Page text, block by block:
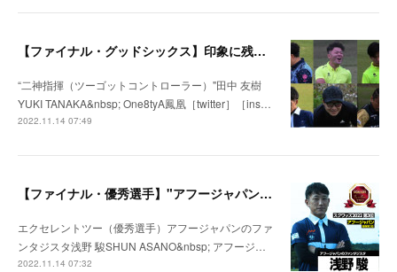
【ファイナル・グッドシックス】印象に残った選手［SQUADS（スクワッズ）2022 〜フットゴルフチーム日本一決定戦〜］
“二神指揮（ツーゴットコントローラー）"田中 友樹
YUKI TANAKA&nbsp; One8tyA鳳凰［twitter］［ins…
2022.11.14 07:49
【ファイナル・優秀選手】"アフージャパンのファンタジスタ” 浅野 駿（アフージャパン）［SQUADS（スクワッズ）2022 〜フットゴルフチーム日本一決定戦〜］
エクセレントツー（優秀選手）アフージャパンのファ
ンタジスタ浅野 駿SHUN ASANO&nbsp; アフージ…
2022.11.14 07:32